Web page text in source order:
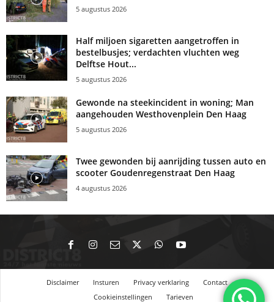
5 augustus 2026
Half miljoen sigaretten aangetroffen in
bestelbusjes; verdachten vluchten weg
Delftse Hout...
5 augustus 2026
Gewonde na steekincident in woning; Man
aangehouden Westhovenplein Den Haag
5 augustus 2026
Twee gewonden bij aanrijding tussen auto en
scooter Goudenregenstraat Den Haag
4 augustus 2026
Disclaimer Insturen Privacy verklaring
Contact
Cookieinstellingen
Tarieven